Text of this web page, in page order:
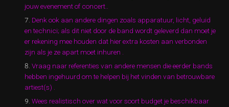
jouw evenement of concert..
Denk ook aan andere dingen zoals apparatuur, licht, geluid
en technici; als dit niet door de band wordt geleverd dan moet je
er rekening mee houden dat hier extra kosten aan verbonden
zijn als je ze apart moet inhuren .
Vraag naar referenties van andere mensen die eerder bands
hebben ingehuurd om te helpen bij het vinden van betrouwbare
artiest(s) .
Wees realistisch over wat voor soort budget je beschikbaar